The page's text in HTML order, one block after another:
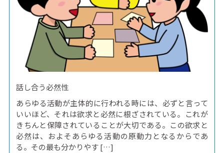
話し合う必然性
あらゆる活動が主体的に行われる時には、必ずと言って
いいほど、それは欲求と必然に根ざされている。これが
きちんと保障されていることが大切である。この欲求と
必然は、およそあらゆる活動の原動力となるからであ
る。その最も分かりやす […]